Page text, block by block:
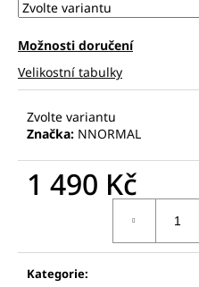
Možnosti doručení
Velikostní tabulky
Zvolte variantu
Značka: NNORMAL
1 490 Kč
Kategorie: